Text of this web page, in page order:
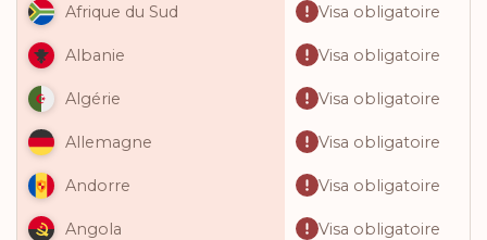
Afrique du Sud Visa obligatoire
Albanie Visa obligatoire
Algérie Visa obligatoire
Allemagne Visa obligatoire
Andorre Visa obligatoire
Angola Visa obligatoire